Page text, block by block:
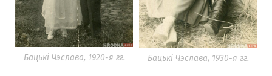
Бацькі Чэслава, 1920-я гг. Бацькі Чэслава, 1930-я гг.